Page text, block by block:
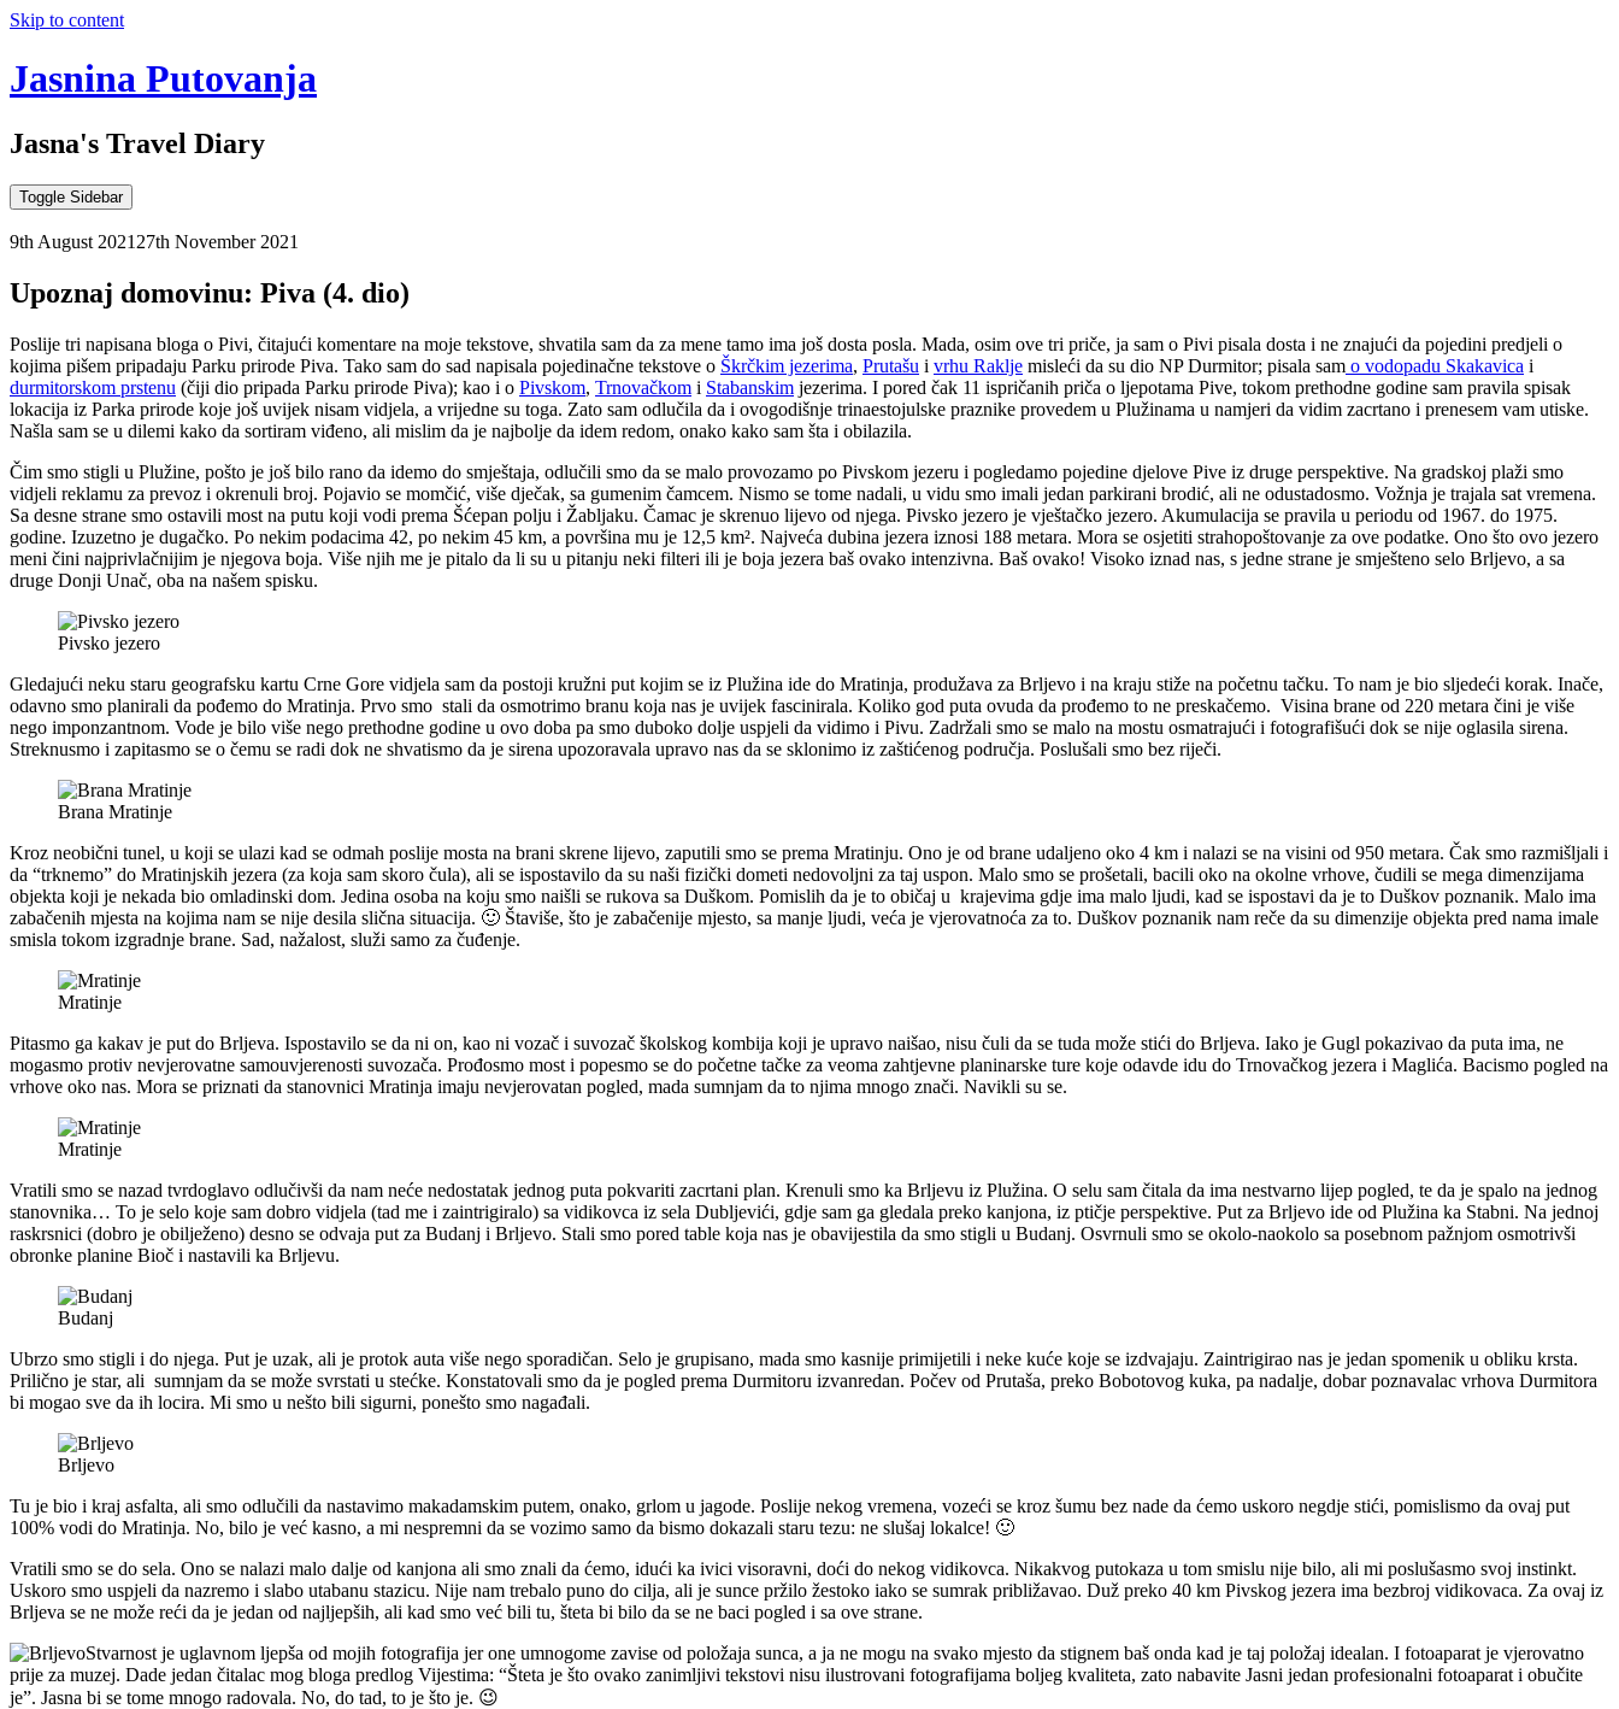
Skip to content
Jasnina Putovanja
Jasna's Travel Diary
Toggle Sidebar
9th August 2021 27th November 2021
Upoznaj domovinu: Piva (4. dio)
Poslije tri napisana bloga o Pivi, čitajući komentare na moje tekstove, shvatila sam da za mene tamo ima još dosta posla. Mada, osim ove tri priče, ja sam o Pivi pisala dosta i ne znajući da pojedini predjeli o
kojima pišem pripadaju Parku prirode Piva. Tako sam do sad napisala pojedinačne tekstove o Škrčkim jezerima, Prutašu i vrhu Raklje misleći da su dio NP Durmitor; pisala sam o vodopadu Skakavica i
durmitorskom prstenu (čiji dio pripada Parku prirode Piva); kao i o Pivskom, Trnovačkom i Stabanskim jezerima. I pored čak 11 ispričanih priča o ljepotama Pive, tokom prethodne godine sam pravila spisak
lokacija iz Parka prirode koje još uvijek nisam vidjela, a vrijedne su toga. Zato sam odlučila da i ovogodišnje trinaestojulske praznike provedem u Plužinama u namjeri da vidim zacrtano i prenesem vam utiske.
Našla sam se u dilemi kako da sortiram viđeno, ali mislim da je najbolje da idem redom, onako kako sam šta i obilazila.
Čim smo stigli u Plužine, pošto je još bilo rano da idemo do smještaja, odlučili smo da se malo provozamo po Pivskom jezeru i pogledamo pojedine djelove Pive iz druge perspektive. Na gradskoj plaži smo
vidjeli reklamu za prevoz i okrenuli broj. Pojavio se momčić, više dječak, sa gumenim čamcem. Nismo se tome nadali, u vidu smo imali jedan parkirani brodić, ali ne odustadosmo. Vožnja je trajala sat vremena.
Sa desne strane smo ostavili most na putu koji vodi prema Šćepan polju i Žabljaku. Čamac je skrenuo lijevo od njega. Pivsko jezero je vještačko jezero. Akumulacija se pravila u periodu od 1967. do 1975.
godine. Izuzetno je dugačko. Po nekim podacima 42, po nekim 45 km, a površina mu je 12,5 km². Najveća dubina jezera iznosi 188 metara. Mora se osjetiti strahopoštovanje za ove podatke. Ono što ovo jezero
meni čini najprivlačnijim je njegova boja. Više njih me je pitalo da li su u pitanju neki filteri ili je boja jezera baš ovako intenzivna. Baš ovako! Visoko iznad nas, s jedne strane je smješteno selo Brljevo, a sa
druge Donji Unač, oba na našem spisku.
Pivsko jezero
Gledajući neku staru geografsku kartu Crne Gore vidjela sam da postoji kružni put kojim se iz Plužina ide do Mratinja, produžava za Brljevo i na kraju stiže na početnu tačku. To nam je bio sljedeći korak. Inače,
odavno smo planirali da pođemo do Mratinja. Prvo smo stali da osmotrimo branu koja nas je uvijek fascinirala. Koliko god puta ovuda da prođemo to ne preskačemo. Visina brane od 220 metara čini je više
nego imponzantnom. Vode je bilo više nego prethodne godine u ovo doba pa smo duboko dolje uspjeli da vidimo i Pivu. Zadržali smo se malo na mostu osmatrajući i fotografišući dok se nije oglasila sirena.
Streknusmo i zapitasmo se o čemu se radi dok ne shvatismo da je sirena upozoravala upravo nas da se sklonimo iz zaštićenog područja. Poslušali smo bez riječi.
Brana Mratinje
Kroz neobični tunel, u koji se ulazi kad se odmah poslije mosta na brani skrene lijevo, zaputili smo se prema Mratinju. Ono je od brane udaljeno oko 4 km i nalazi se na visini od 950 metara. Čak smo razmišljali i
da “trknemo” do Mratinjskih jezera (za koja sam skoro čula), ali se ispostavilo da su naši fizički dometi nedovoljni za taj uspon. Malo smo se prošetali, bacili oko na okolne vrhove, čudili se mega dimenzijama
objekta koji je nekada bio omladinski dom. Jedina osoba na koju smo naišli se rukova sa Duškom. Pomislih da je to običaj u krajevima gdje ima malo ljudi, kad se ispostavi da je to Duškov poznanik. Malo ima
zabačenih mjesta na kojima nam se nije desila slična situacija. 🙂 Štaviše, što je zabačenije mjesto, sa manje ljudi, veća je vjerovatnoća za to. Duškov poznanik nam reče da su dimenzije objekta pred nama imale
smisla tokom izgradnje brane. Sad, nažalost, služi samo za čuđenje.
Mratinje
Pitasmo ga kakav je put do Brljeva. Ispostavilo se da ni on, kao ni vozač i suvozač školskog kombija koji je upravo naišao, nisu čuli da se tuda može stići do Brljeva. Iako je Gugl pokazivao da puta ima, ne
mogasmo protiv nevjerovatne samouvjerenosti suvozača. Prođosmo most i popesmo se do početne tačke za veoma zahtjevne planinarske ture koje odavde idu do Trnovačkog jezera i Maglića. Bacismo pogled na
vrhove oko nas. Mora se priznati da stanovnici Mratinja imaju nevjerovatan pogled, mada sumnjam da to njima mnogo znači. Navikli su se.
Mratinje
Vratili smo se nazad tvrdoglavo odlučivši da nam neće nedostatak jednog puta pokvariti zacrtani plan. Krenuli smo ka Brljevu iz Plužina. O selu sam čitala da ima nestvarno lijep pogled, te da je spalo na jednog
stanovnika… To je selo koje sam dobro vidjela (tad me i zaintrigiralo) sa vidikovca iz sela Dubljevići, gdje sam ga gledala preko kanjona, iz ptičje perspektive. Put za Brljevo ide od Plužina ka Stabni. Na jednoj
raskrsnici (dobro je obilježeno) desno se odvaja put za Budanj i Brljevo. Stali smo pored table koja nas je obavijestila da smo stigli u Budanj. Osvrnuli smo se okolo-naokolo sa posebnom pažnjom osmotrivši
obronke planine Bioč i nastavili ka Brljevu.
Budanj
Ubrzo smo stigli i do njega. Put je uzak, ali je protok auta više nego sporadičan. Selo je grupisano, mada smo kasnije primijetili i neke kuće koje se izdvajaju. Zaintrigirao nas je jedan spomenik u obliku krsta.
Prilično je star, ali sumnjam da se može svrstati u stećke. Konstatovali smo da je pogled prema Durmitoru izvanredan. Počev od Prutaša, preko Bobotovog kuka, pa nadalje, dobar poznavalac vrhova Durmitora
bi mogao sve da ih locira. Mi smo u nešto bili sigurni, ponešto smo nagađali.
Brljevo
Tu je bio i kraj asfalta, ali smo odlučili da nastavimo makadamskim putem, onako, grlom u jagode. Poslije nekog vremena, vozeći se kroz šumu bez nade da ćemo uskoro negdje stići, pomislismo da ovaj put
100% vodi do Mratinja. No, bilo je već kasno, a mi nespremni da se vozimo samo da bismo dokazali staru tezu: ne slušaj lokalce! 🙂
Vratili smo se do sela. Ono se nalazi malo dalje od kanjona ali smo znali da ćemo, idući ka ivici visoravni, doći do nekog vidikovca. Nikakvog putokaza u tom smislu nije bilo, ali mi poslušasmo svoj instinkt.
Uskoro smo uspjeli da nazremo i slabo utabanu stazicu. Nije nam trebalo puno do cilja, ali je sunce pržilo žestoko iako se sumrak približavao. Duž preko 40 km Pivskog jezera ima bezbroj vidikovaca. Za ovaj iz
Brljeva se ne može reći da je jedan od najljepših, ali kad smo već bili tu, šteta bi bilo da se ne baci pogled i sa ove strane.
Stvarnost je uglavnom ljepša od mojih fotografija jer one umnogome zavise od položaja sunca, a ja ne mogu na svako mjesto da stignem baš onda kad je taj položaj idealan. I fotoaparat je vjerovatno
prije za muzej. Dade jedan čitalac mog bloga predlog Vijestima: “Šteta je što ovako zanimljivi tekstovi nisu ilustrovani fotografijama boljeg kvaliteta, zato nabavite Jasni jedan profesionalni fotoaparat i obučite
je”. Jasna bi se tome mnogo radovala. No, do tad, to je što je. 😉